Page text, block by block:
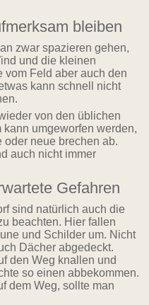
bleiben
zwar spazieren gehen,
und die kleinen
vom Feld aber auch den
kann schnell nicht
von den üblichen
umgeworfen werden,
neue brechen ab.
auch nicht immer
Gefahren
sind natürlich auch die
beachten. Hier fallen
und Schilder um. Nicht
Dächer abgedeckt.
den Weg knallen und
so einen abbekommen.
dem Weg, sollte man